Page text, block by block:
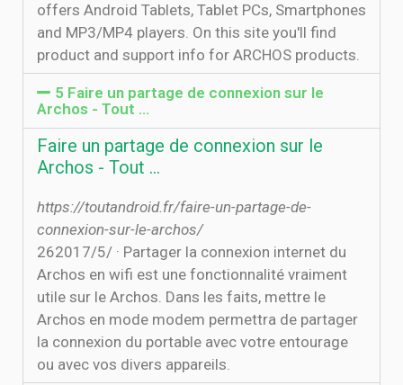
offers Android Tablets, Tablet PCs, Smartphones
and MP3/MP4 players. On this site you'll find
product and support info for ARCHOS products.
5 Faire un partage de connexion sur le
Archos - Tout …
Faire un partage de connexion sur le
Archos - Tout …
https://toutandroid.fr/faire-un-partage-de-
connexion-sur-le-archos/
26‏‏/5‏‏/2017 · Partager la connexion internet du
Archos en wifi est une fonctionnalité vraiment
utile sur le Archos. Dans les faits, mettre le
Archos en mode modem permettra de partager
la connexion du portable avec votre entourage
ou avec vos divers appareils.